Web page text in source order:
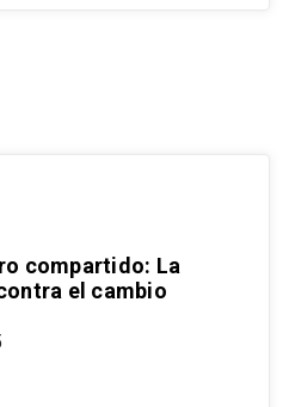
compartido: La
el cambio